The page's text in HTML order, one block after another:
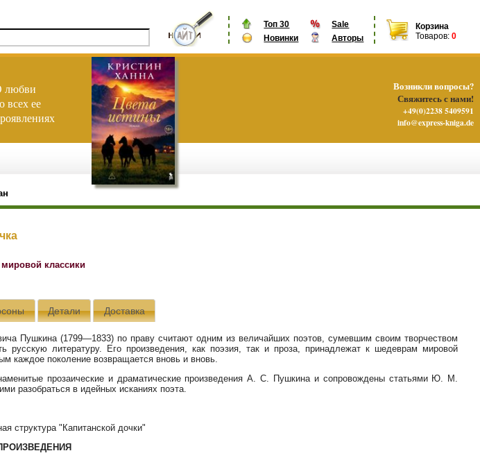
Топ 30
Sale
Новинки
Авторы
Корзина
Товаров: 0
любви
всех ее
классики
Детали Доставка
Пушкина (1799—1833) по праву считают одним из величайших поэтов, сумевшим своим творчеством
русскую литературу. Его произведения, как поэзия, так и проза, принадлежат к шедеврам мировой
каждое поколение возвращается вновь и вновь.
прозаические и драматические произведения А. С. Пушкина и сопровождены статьями Ю. М.
разобраться в идейных исканиях поэта.
структура "Капитанской дочки"
Возникли вопросы?
Свяжитесь с нами!
+49(0)2238 5409591
info@express-kniga.de